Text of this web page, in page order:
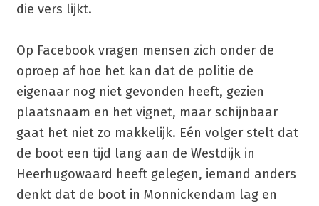
die vers lijkt.
Op Facebook vragen mensen zich onder de
oproep af hoe het kan dat de politie de
eigenaar nog niet gevonden heeft, gezien
plaatsnaam en het vignet, maar schijnbaar
gaat het niet zo makkelijk. Eén volger stelt dat
de boot een tijd lang aan de Westdijk in
Heerhugowaard heeft gelegen, iemand anders
denkt dat de boot in Monnickendam lag en